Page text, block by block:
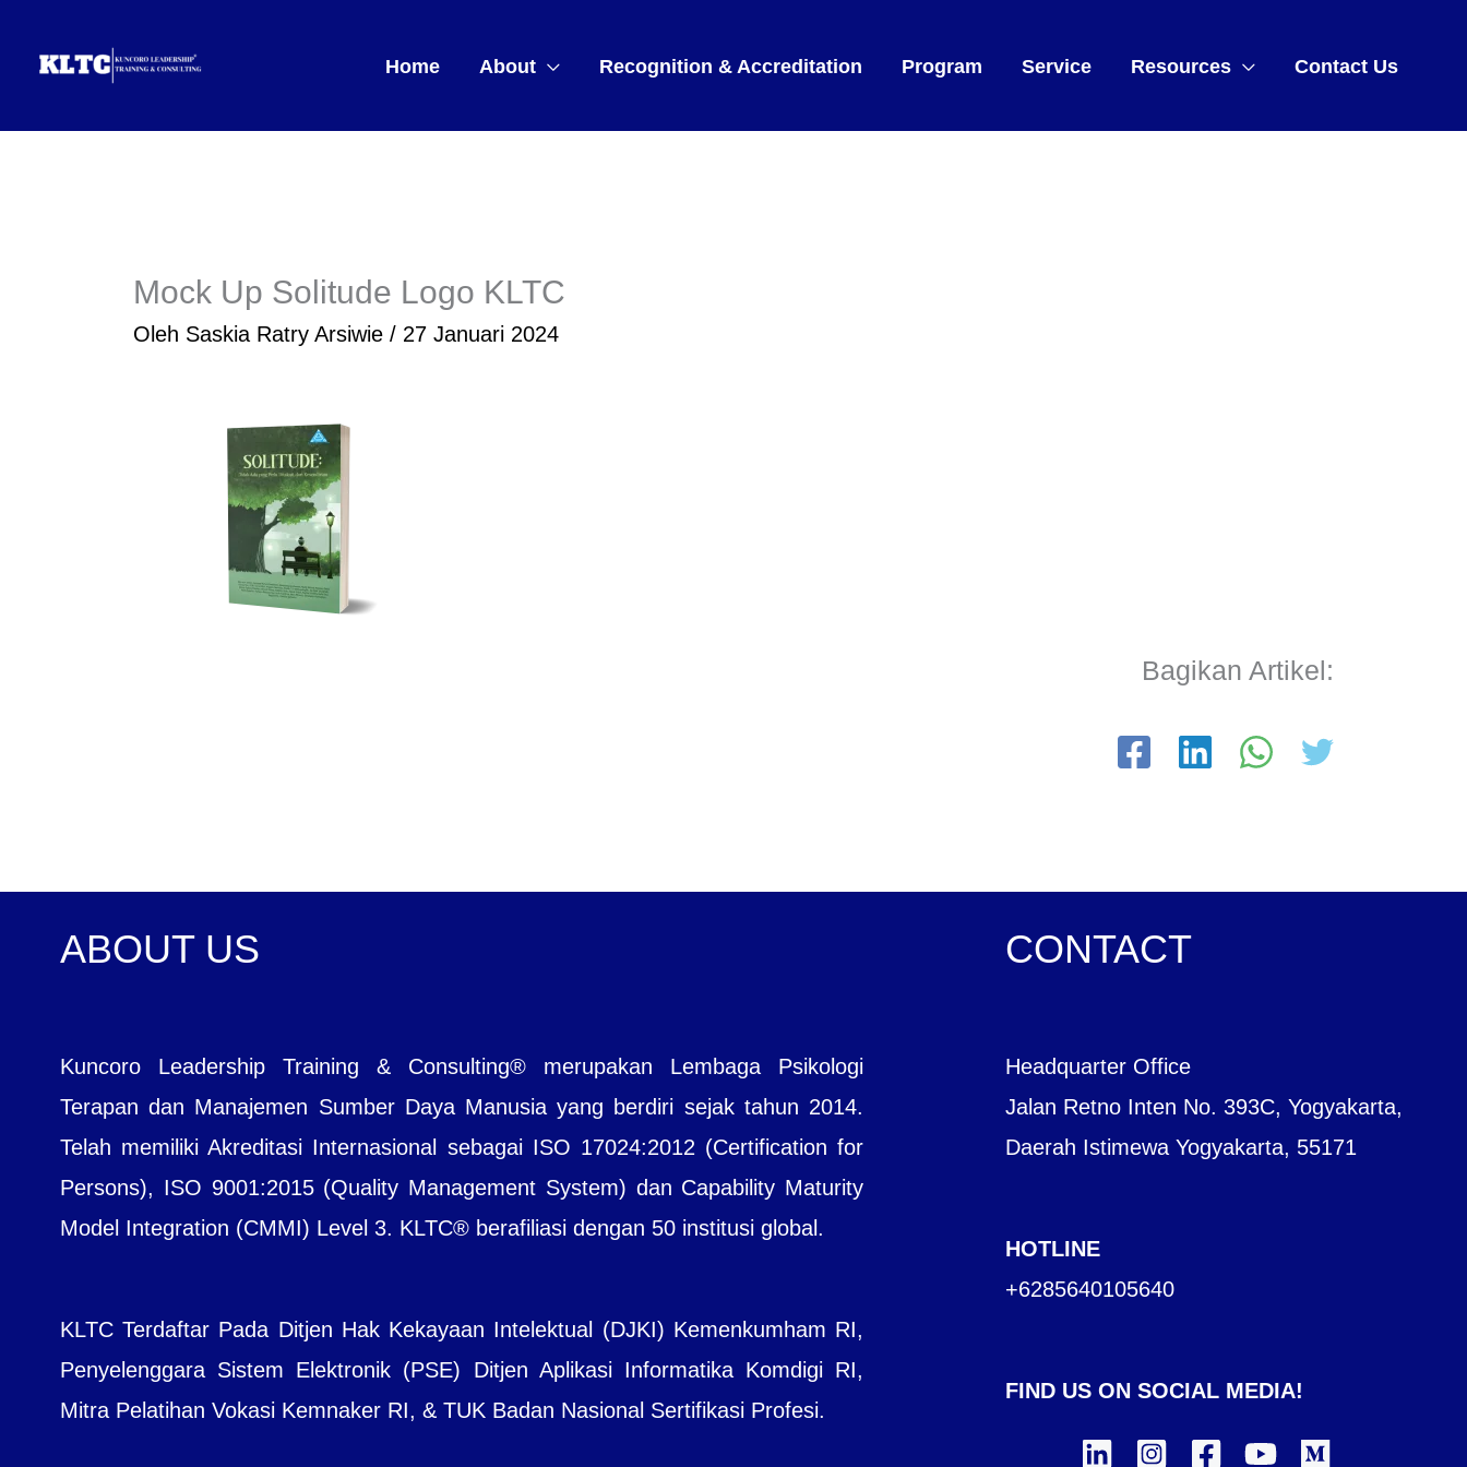
Home About Recognition & Accreditation Program Service Resources Contact Us
Mock Up Solitude Logo KLTC
Oleh Saskia Ratry Arsiwie / 27 Januari 2024
Bagikan Artikel:
ABOUT US
Kuncoro Leadership Training & Consulting® merupakan Lembaga Psikologi
Terapan dan Manajemen Sumber Daya Manusia yang berdiri sejak tahun 2014.
Telah memiliki Akreditasi Internasional sebagai ISO 17024:2012 (Certification for
Persons), ISO 9001:2015 (Quality Management System) dan Capability Maturity
Model Integration (CMMI) Level 3. KLTC® berafiliasi dengan 50 institusi global.
KLTC Terdaftar Pada Ditjen Hak Kekayaan Intelektual (DJKI) Kemenkumham RI,
Penyelenggara Sistem Elektronik (PSE) Ditjen Aplikasi Informatika Komdigi RI,
Mitra Pelatihan Vokasi Kemnaker RI, & TUK Badan Nasional Sertifikasi Profesi.
CONTACT
Headquarter Office
Jalan Retno Inten No. 393C, Yogyakarta,
Daerah Istimewa Yogyakarta, 55171
HOTLINE
+6285640105640
FIND US ON SOCIAL MEDIA!